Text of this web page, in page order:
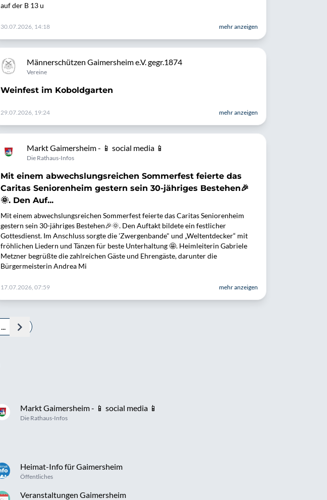
auf der B 13 u
30.07.2026, 14:18 mehr anzeigen
Männerschützen Gaimersheim e.V. gegr.1874
Vereine
Weinfest im Koboldgarten
29.07.2026, 19:24 mehr anzeigen
Markt Gaimersheim - 📱 social media 📱
Die Rathaus-Infos
Mit einem abwechslungsreichen Sommerfest feierte das
Caritas Seniorenheim gestern sein 30-jähriges Bestehen🎉
🌞. Den Auf...
Mit einem abwechslungsreichen Sommerfest feierte das Caritas Seniorenheim
gestern sein 30-jähriges Bestehen🎉🌞. Den Auftakt bildete ein festlicher
Gottesdienst. Im Anschluss sorgte die 'Zwergenbande" und „Weltentdecker“ mit
fröhlichen Liedern und Tänzen für beste Unterhaltung 🤩. Heimleiterin Gabriele
Metzner begrüßte die zahlreichen Gäste und Ehrengäste, darunter die
Bürgermeisterin Andrea Mi
17.07.2026, 07:59 mehr anzeigen
...
Markt Gaimersheim - 📱 social media 📱
Die Rathaus-Infos
Heimat-Info für Gaimersheim
Öffentliches
Veranstaltungen Gaimersheim